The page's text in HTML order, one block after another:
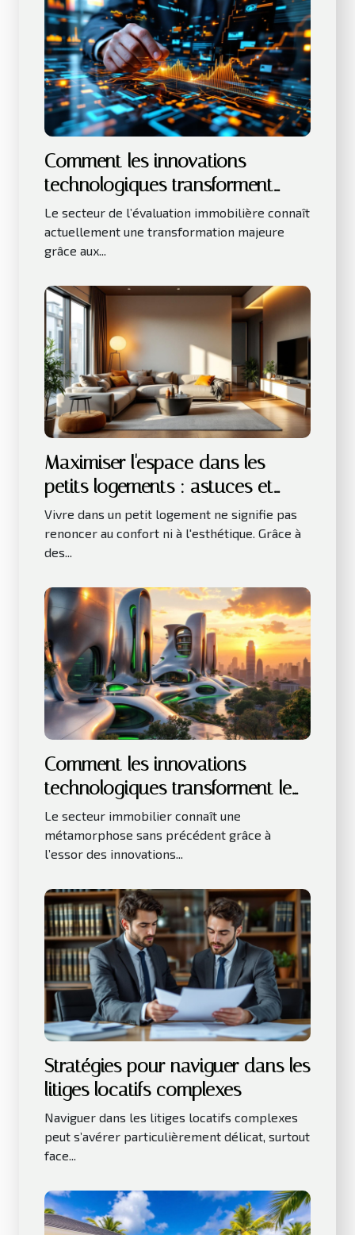
Comment les innovations
technologiques transforment
l'évaluation immobilière ?
Le secteur de l’évaluation immobilière connaît
actuellement une transformation majeure
grâce aux...
Maximiser l'espace dans les
petits logements : astuces et
innovations
Vivre dans un petit logement ne signifie pas
renoncer au confort ni à l'esthétique. Grâce à
des...
Comment les innovations
technologiques transforment le
secteur immobilier ?
Le secteur immobilier connaît une
métamorphose sans précédent grâce à
l’essor des innovations...
Stratégies pour naviguer dans les
litiges locatifs complexes
Naviguer dans les litiges locatifs complexes
peut s’avérer particulièrement délicat, surtout
face...